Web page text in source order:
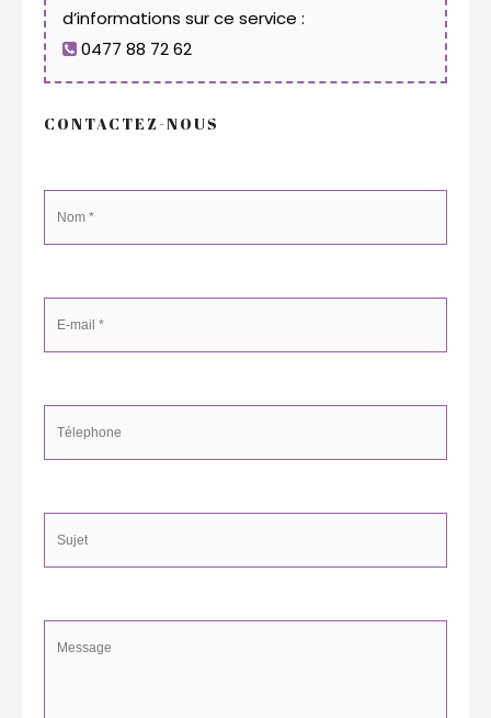
d’informations sur ce service :
0477 88 72 62
CONTACTEZ-NOUS